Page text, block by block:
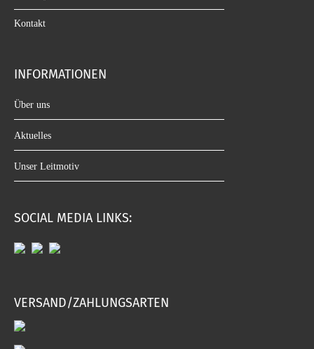
Kontakt
INFORMATIONEN
Über uns
Aktuelles
Unser Leitmotiv
SOCIAL MEDIA LINKS:
VERSAND/ZAHLUNGSARTEN